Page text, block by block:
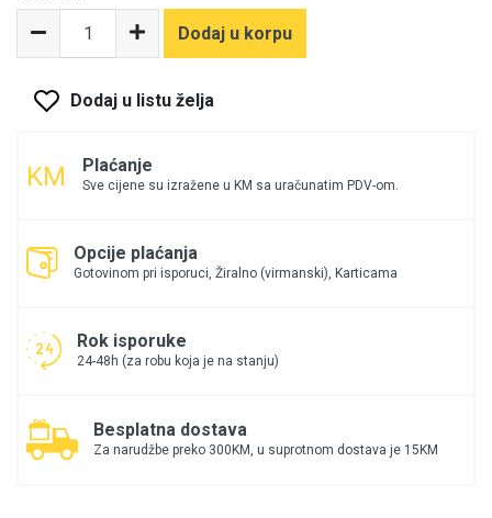
Dodaj u korpu
Dodaj u listu želja
Plaćanje
Sve cijene su izražene u KM sa uračunatim PDV-om.
Opcije plaćanja
Gotovinom pri isporuci, Žiralno (virmanski), Karticama
Rok isporuke
24-48h (za robu koja je na stanju)
Besplatna dostava
Za narudžbe preko 300KM, u suprotnom dostava je 15KM